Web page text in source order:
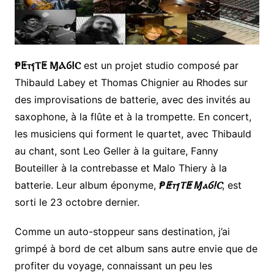
ⱣⵟⲧⳕⲦⵟⱮⲀⳓⵑⲤest un projet studio composé par
Thibauld Labey et Thomas Chignier au Rhodes sur
des improvisations de batterie, avec des invités au
saxophone, à la flûte et à la trompette. En concert,
les musiciens qui forment le quartet, avec Thibauld
au chant, sont Leo Geller à la guitare, Fanny
Bouteiller à la contrebasse et Malo Thiery à la
batterie. Leur album éponyme, ⱣⵟⲧⳕⲦⵟⱮⲁⳓⵑⲤ, est
sorti le 23 octobre dernier.
Comme un auto-stoppeur sans destination, j’ai
grimpé à bord de cet album sans autre envie que de
profiter du voyage, connaissant un peu les